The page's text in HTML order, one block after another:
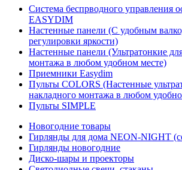
Система беспрводного управления
EASYDIM
Настенные панели (С удобным
регулировки яркости)
Настенные панели (Ультратонкие
монтажа в любом удобном месте)
Приемники Easydim
Пульты COLORS (Настенные
накладного монтажа в любом
Пульты SIMPLE
Новогодние товары
Гирлянды для дома NEON-NIGHT
Гирлянды новогодние
Диско-шары и проекторы